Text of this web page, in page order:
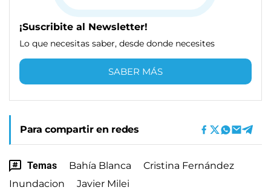
¡Suscribite al Newsletter!
Lo que necesitas saber, desde donde necesites
SABER MÁS
Para compartir en redes
Temas Bahía Blanca
Cristina Fernández
Inundacion
Javier Milei